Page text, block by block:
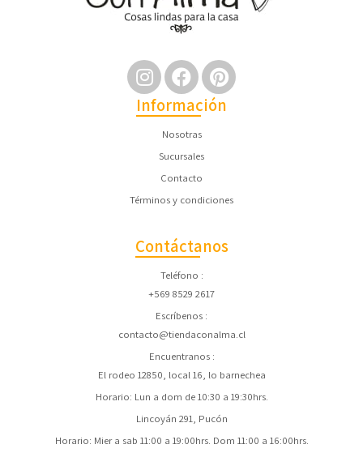
Información
Nosotras
Sucursales
Contacto
Términos y condiciones
Contáctanos
Teléfono
+569 8529 2617
Escríbenos
contacto@tiendaconalma.cl
Encuentranos
El rodeo 12850, local 16, lo barnechea
Horario: Lun a dom de 10:30 a 19:30hrs.
Lincoyán 291, Pucón
Horario: Mier a sab 11:00 a 19:00hrs. Dom 11:00 a 16:00hrs.